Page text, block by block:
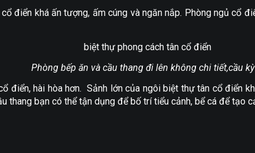
điển khá ấn tượng, ấm cúng và ngăn nắp. Phòng ngủ cổ
Phòng bếp ăn và cầu thang đi lên không chi tiết,cầu kỳ
điển, hài hòa hơn. Sảnh lớn của ngôi biệt thự tân cổ điển
thang bạn có thể tận dụng để bố trí tiểu cảnh, bể cá để tạo